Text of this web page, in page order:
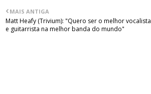
MAIS ANTIGA
Matt Heafy (Trivium): "Quero ser o melhor vocalista
e guitarrista na melhor banda do mundo"